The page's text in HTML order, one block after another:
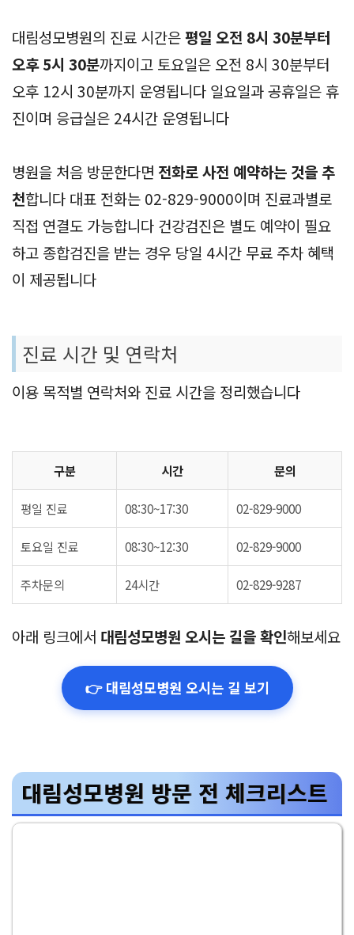
대림성모병원의 진료 시간은평일 오전 8시 30분부터
오후 5시 30분까지이고 토요일은 오전 8시 30분부터
오후 12시 30분까지 운영됩니다 일요일과 공휴일은 휴
진이며 응급실은 24시간 운영됩니다
병원을 처음 방문한다면 전화로 사전 예약하는 것을 추
천합니다 대표 전화는 02-829-9000이며 진료과별로
직접 연결도 가능합니다 건강검진은 별도 예약이 필요
하고 종합검진을 받는 경우 당일 4시간 무료 주차 혜택
이 제공됩니다
진료 시간 및 연락처
이용 목적별 연락처와 진료 시간을 정리했습니다
구분 시간 문의
평일 진료 08:30~17:30 02-829-9000
토요일 진료 08:30~12:30 02-829-9000
주차문의 24시간 02-829-9287
아래 링크에서 대림성모병원 오시는 길을 확인해보세요
👉 대림성모병원 오시는 길 보기
대림성모병원 방문 전 체크리스트